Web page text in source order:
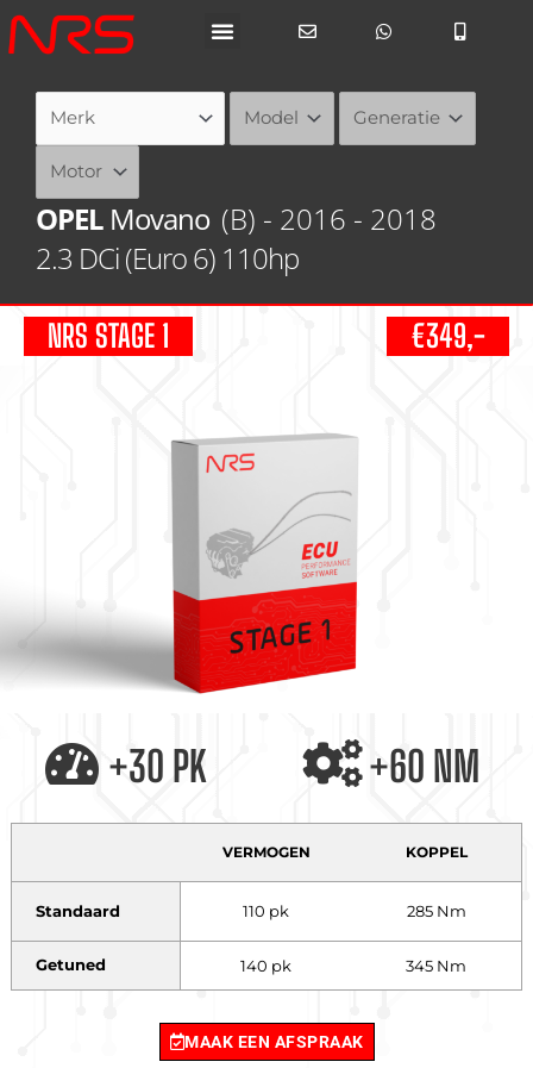
Ga
naar
OPEL Movano (B) - 2016 - 2018
2.3 DCi (Euro 6) 110hp
NRS STAGE 1 €349,-
+30 PK +60 NM
VERMOGEN KOPPEL
Standaard 110 pk 285 Nm
Getuned 140 pk 345 Nm
MAAK EEN AFSPRAAK